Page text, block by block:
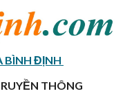
BÌNH ĐỊNH
THÔNG